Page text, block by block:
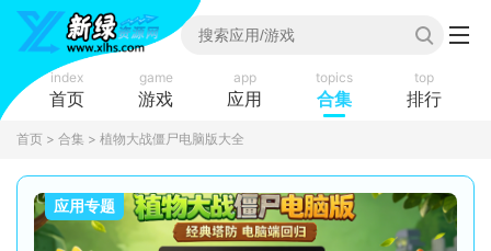
index
首页
game
游戏
app
应用
topics
合集
top
排行
首页 > 合集 > 植物大战僵尸电脑版大全
应用专题